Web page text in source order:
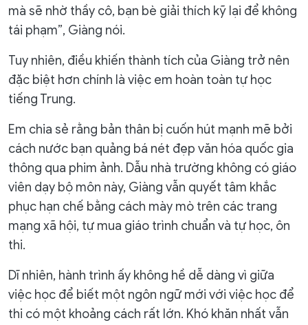
mà sẽ nhờ thầy cô, bạn bè giải thích kỹ lại để không
tái phạm”, Giàng nói.
Tuy nhiên, điều khiến thành tích của Giàng trở nên
đặc biệt hơn chính là việc em hoàn toàn tự học
tiếng Trung.
Em chia sẻ rằng bản thân bị cuốn hút mạnh mẽ bởi
cách nước bạn quảng bá nét đẹp văn hóa quốc gia
thông qua phim ảnh. Dẫu nhà trường không có giáo
viên dạy bộ môn này, Giàng vẫn quyết tâm khắc
phục hạn chế bằng cách mày mò trên các trang
mạng xã hội, tự mua giáo trình chuẩn và tự học, ôn
thi.
Dĩ nhiên, hành trình ấy không hề dễ dàng vì giữa
việc học để biết một ngôn ngữ mới với việc học để
thi có một khoảng cách rất lớn. Khó khăn nhất vẫn